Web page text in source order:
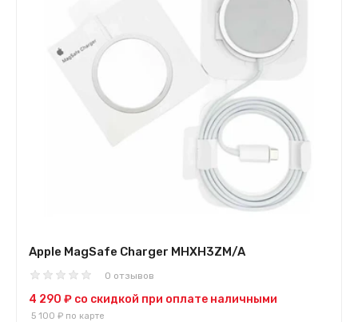
Apple MagSafe Charger MHXH3ZM/A
0 отзывов
4 290 ₽ со скидкой при оплате наличными
5 100 ₽ по карте